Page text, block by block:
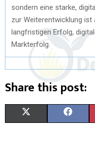
sondern eine starke,
zur Weiterentwicklung ist
langfristigen Erfolg,
Markterfolg.
Share this post: